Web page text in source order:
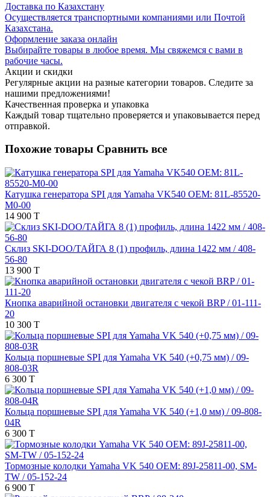
Доставка по Казахстану
Осуществляется транспортными компаниями или Почтой
Казахстана.
Оформление заказа онлайн
Выбирайте товары в любое время. Мы свяжемся с вами в
рабочие часы.
Акции и скидки
Регулярные акции на разные категории товаров. Следите за
нашими предложениями!
Качественная проверка и упаковка
Каждый товар тщательно проверяется и упаковывается перед
отправкой.
Похожие товары Сравнить все
Катушка генератора SPI для Yamaha VK540 OEM: 81L-85520-
M0-00
14 900 T
Склиз SKI-DOO/ТАЙГА 8 (1) профиль, длина 1422 мм / 408-
56-80
13 900 T
Кнопка аварийной остановки двигателя с чекой BRP / 01-111-
20
10 300 T
Кольца поршневые SPI для Yamaha VK 540 (+0,75 мм) / 09-
808-03R
6 300 T
Кольца поршневые SPI для Yamaha VK 540 (+1,0 мм) / 09-808-
04R
6 300 T
Тормозные колодки Yamaha VK 540 OEM: 89J-25811-00, SM-
TW / 05-152-24
6 900 T